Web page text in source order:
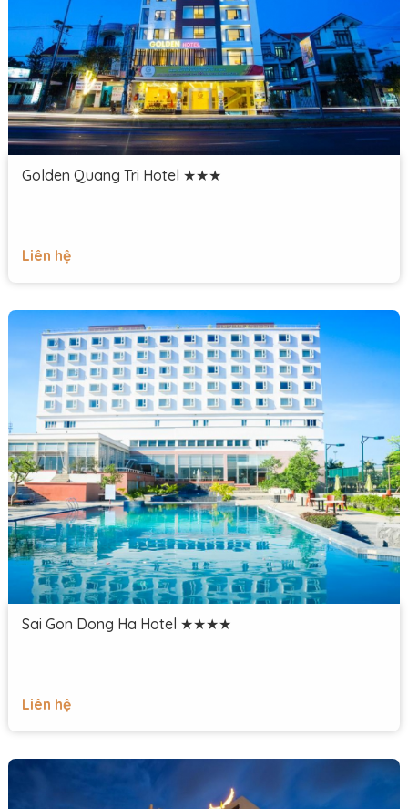
Golden Quang Tri Hotel ★★★
Liên hệ
Sai Gon Dong Ha Hotel ★★★★
Liên hệ